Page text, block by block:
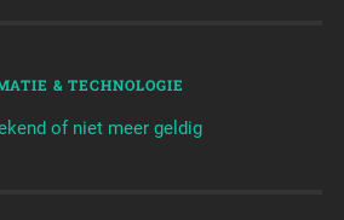
& TECHNOLOGIE
of niet meer geldig